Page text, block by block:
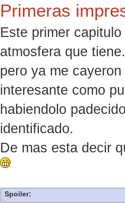
Primeras
Este primer
atmosfera que
pero ya me
interesante como
habiendolo
identificado.
De mas esta decir
Spoiler: